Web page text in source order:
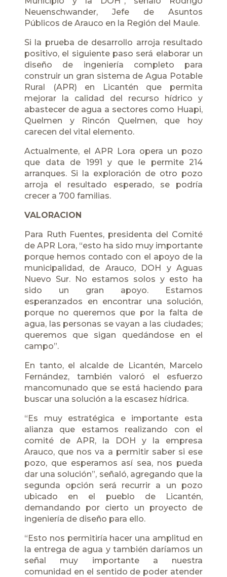
Neuenschwander, Jefe de Asuntos
Públicos de Arauco en la Región del Maule.
Si la prueba de desarrollo arroja resultado
positivo, el siguiente paso será elaborar un
diseño de ingeniería completo para
construir un gran sistema de Agua Potable
Rural (APR) en Licantén que permita
mejorar la calidad del recurso hídrico y
abastecer de agua a sectores como Huapi,
Quelmen y Rincón Quelmen, que hoy
carecen del vital elemento.
Actualmente, el APR Lora opera un pozo
que data de 1991 y que le permite 214
arranques. Si la exploración de otro pozo
arroja el resultado esperado, se podría
crecer a 700 familias.
VALORACION
Para Ruth Fuentes, presidenta del Comité
de APR Lora, “esto ha sido muy importante
porque hemos contado con el apoyo de la
municipalidad, de Arauco, DOH y Aguas
Nuevo Sur. No estamos solos y esto ha
sido un gran apoyo. Estamos
esperanzados en encontrar una solución,
porque no queremos que por la falta de
agua, las personas se vayan a las ciudades;
queremos que sigan quedándose en el
campo”.
En tanto, el alcalde de Licantén, Marcelo
Fernández, también valoró el esfuerzo
mancomunado que se está haciendo para
buscar una solución a la escasez hídrica.
“Es muy estratégica e importante esta
alianza que estamos realizando con el
comité de APR, la DOH y la empresa
Arauco, que nos va a permitir saber si ese
pozo, que esperamos así sea, nos pueda
dar una solución”, señaló, agregando que la
segunda opción será recurrir a un pozo
ubicado en el pueblo de Licantén,
demandando por cierto un proyecto de
ingeniería de diseño para ello.
“Esto nos permitiría hacer una amplitud en
la entrega de agua y también daríamos un
señal muy importante a nuestra
comunidad en el sentido de poder atender